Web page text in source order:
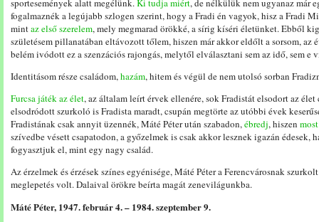
sportesemények alatt megélünk.Ki tudja miért, de nélkülük nem ugyanaz már
fogalmaznék a legújabb szlogen szerint, hogy a Fradi én vagyok, hisz a Fradi
mintaz első szerelem, mely megmarad örökké, a sírig kíséri életünket. Ebből
születésem pillanatában eltávozott tőlem, hiszen már akkor eldőlt a sorsom, az
belém ivódott ez a szenzációs rajongás, melytől elválasztani sem az idő, sem e
Identitásom része családom,hazám, hitem és végül de nem utolsó sorban
Furcsa játék az élet, az általam leírt érvek ellenére, sok Fradistát elsodort az
elsodródott szurkoló is Fradista maradt, csupán megtörte az utóbbi évek
Fradistának csak annyit üzennék, Máté Péter után szabadon,ébredj, hiszen
szívedbe vésett csapatodon, a győzelmek is csak akkor lesznek igazán édesek,
fogyasztjuk el, mint egy nagy család.
Az érzelmek és érzések színes egyénisége, Máté Péter a Ferencvárosnak
meglepetés volt. Dalaival örökre beírta magát zenevilágunkba.
Máté Péter, 1947. február 4. – 1984. szeptember 9.